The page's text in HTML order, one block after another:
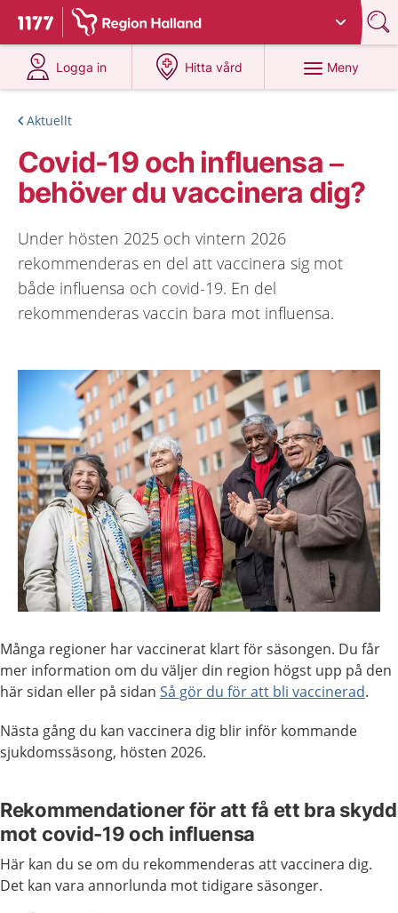
Till startsidan för 1177
Du har valt region Halland
Logga in
på 1177.se
Hitta vård
på 1177.se
Meny
Aktuellt
Covid-19 och influensa –
behöver du vaccinera dig?
Under hösten 2025 och vintern 2026
rekommenderas en del att vaccinera sig mot
både influensa och covid-19. En del
rekommenderas vaccin bara mot influensa.
Många regioner har vaccinerat klart för säsongen. Du får
mer information om du väljer din region högst upp på den
här sidan eller på sidan Så gör du för att bli vaccinerad.
Nästa gång du kan vaccinera dig blir inför kommande
sjukdomssäsong, hösten 2026.
Rekommendationer för att få ett bra skydd
mot covid-19 och influensa
Här kan du se om du rekommenderas att vaccinera dig.
Det kan vara annorlunda mot tidigare säsonger.